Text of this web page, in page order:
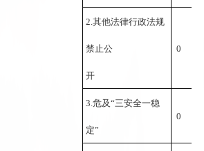
2.其他法律行政法规
禁止公
开
0
3.危及“三安全一稳
定”
0